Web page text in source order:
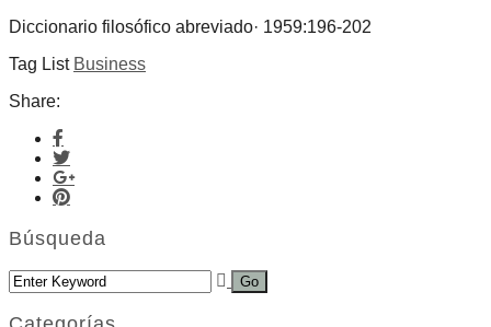
Diccionario filosófico abreviado· 1959:196-202
Tag List Business
Share:
Búsqueda